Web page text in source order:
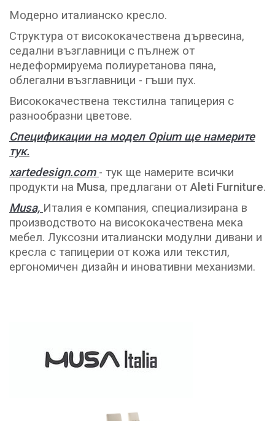
Модерно италианско кресло.
Структура от висококачествена дървесина,
седални възглавници с пълнеж от
недеформируема полиуретанова пяна,
облегални възглавници - гъши пух.
Висококачествена текстилна тапицерия с
разнообразни цветове.
Спецификации на модел Opium ще намерите
тук.
xartedesign.com - тук ще намерите всички
продукти на Musa, предлагани от Aleti Furniture.
Musa, Италия е компания, специализирана в
производството на висококачествена мека
мебел. Луксозни италиански модулни дивани и
кресла с тапицерии от кожа или текстил,
ергономичен дизайн и иновативни механизми.